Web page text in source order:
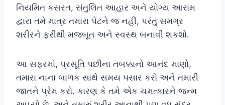
નિયમિત કસરત, સંતુલિત આહાર અને યોગ્ય આરામ
દ્વારા તમે માત્ર તમારા પેટને જ નહીં, પરંતુ સમગ્ર
શરીરને ફરીથી મજબૂત અને સ્વસ્થ બનાવી શકશો.
આ સફરમાં, પ્રસૂતિ પછીના તબક્કાનો આનંદ માણો,
તમારા નાના બાળક સાથે સમય પસાર કરો અને તમારી
જાતને પ્રેમ કરો. કારણ કે તમે એક ચમત્કારને જન્મ